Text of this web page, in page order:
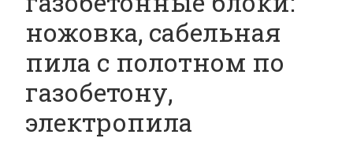
ножовка, сабельная
пила с полотном по
газобетону,
электропила